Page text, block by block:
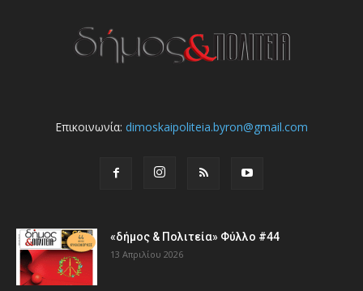
Επικοινωνία: dimoskaipoliteia.byron@gmail.com
«δήμος & Πολιτεία» Φύλλο #44
13 Απριλίου 2026